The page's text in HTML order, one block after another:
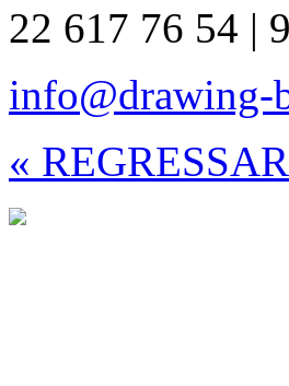
22 617 76 54 |
info@drawing-
«